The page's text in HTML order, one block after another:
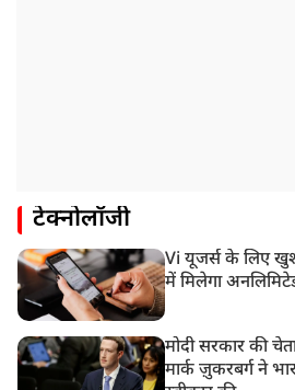
टेक्नोलॉजी
Vi यूजर्स के लिए
में मिलेगा
मोदी सरकार की
मार्क ज़ुकरबर्ग ने